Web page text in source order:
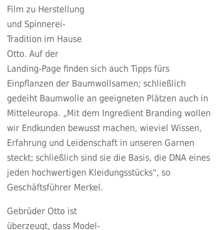
Film zu Herstellung
und Spinnerei-
Tradition im Hause
Otto. Auf der
Landing-Page finden sich auch Tipps fürs
Einpflanzen der Baumwollsamen; schließlich
gedeiht Baumwolle an geeigneten Plätzen auch in
Mitteleuropa. „Mit dem Ingredient Branding wollen
wir Endkunden bewusst machen, wieviel Wissen,
Erfahrung und Leidenschaft in unseren Garnen
steckt; schließlich sind sie die Basis, die DNA eines
jeden hochwertigen Kleidungsstücks“, so
Geschäftsführer Merkel.
Gebrüder Otto ist
überzeugt, dass Model-